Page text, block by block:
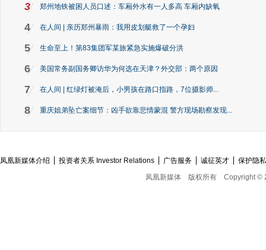
3 郑州地铁被困人员口述：车厢外水有一人多高 车厢内缺氧
4 在人间 | 亲历郑州暴雨：我用皮划艇救了一个孕妇
5 生命至上！第83集团军某旅紧急实施爆破分洪
6 美国常务副国务卿访华为何选在天津？外交部：两个原因
7 在人间 | 红绿灯被淹后，小男孩在路口指路，7位摄影师...
8 重庆姐弟坠亡案细节：凶手欲靠悲情蒙混 警方现场勘察发现...
凤凰新媒体介绍 投资者关系 Investor Relations 广告服务 诚征英才
保护隐
凤凰新媒体
版权所有 Copyright ©